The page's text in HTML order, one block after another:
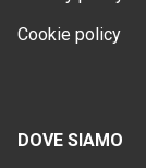
Cookie policy
DOVE SIAMO